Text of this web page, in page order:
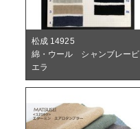
松成 14925
綿・ウール シャンブレービ
エラ